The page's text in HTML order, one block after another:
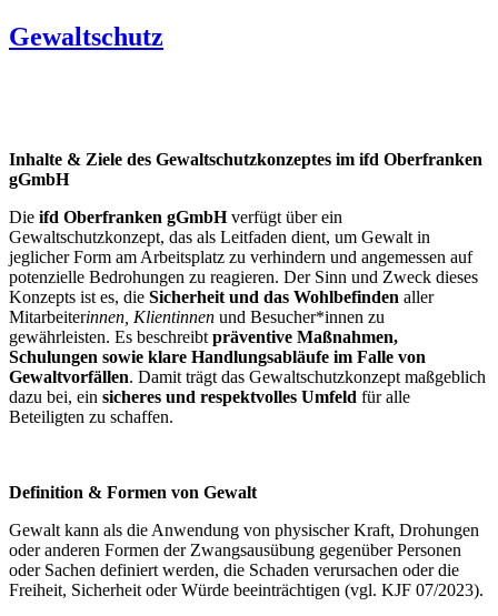
Gewaltschutz
Inhalte & Ziele des Gewaltschutzkonzeptes im ifd Oberfranken
gGmbH
Die ifd Oberfranken gGmbHverfügt über ein
Gewaltschutzkonzept, das als Leitfaden dient, um Gewalt in
jeglicher Form am Arbeitsplatz zu verhindern und angemessen auf
potenzielle Bedrohungen zu reagieren. Der Sinn und Zweck dieses
Konzepts ist es, die Sicherheit und das Wohlbefinden aller
Mitarbeiterinnen, Klientinnen und Besucher*innen zu
gewährleisten. Es beschreibt präventive Maßnahmen,
Schulungen sowie klare Handlungsabläufe im Falle von
Gewaltvorfällen. Damit trägt das Gewaltschutzkonzept maßgeblich
dazu bei, ein sicheres und respektvolles Umfeld für alle
Beteiligten zu schaffen.
Definition & Formen von Gewalt
Gewalt kann als die Anwendung von physischer Kraft, Drohungen
oder anderen Formen der Zwangsausübung gegenüber Personen
oder Sachen definiert werden, die Schaden verursachen oder die
Freiheit, Sicherheit oder Würde beeinträchtigen (vgl. KJF 07/2023).